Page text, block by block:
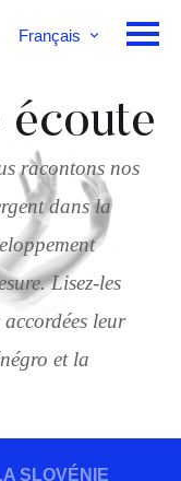
Français
écoute
racontons nos
dans la
Lisez-les
leur
et la
SLOVÉNIE